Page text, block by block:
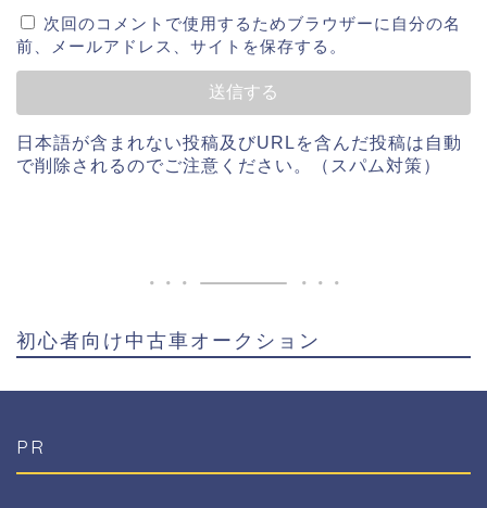
次回のコメントで使用するためブラウザーに自分の名
前、メールアドレス、サイトを保存する。
日本語が含まれない投稿及びURLを含んだ投稿は自動
で削除されるのでご注意ください。（スパム対策）
初心者向け中古車オークション
PR